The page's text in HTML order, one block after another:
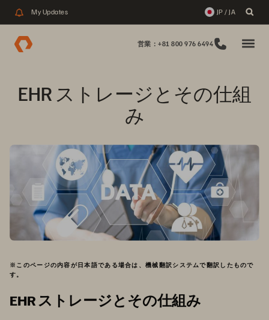
My Updates JP / JA
営業：+81 800 976 6494
EHR ストレージとその仕組
み
※このページの内容が日本語である場合は、機械翻訳システムで翻訳したもので
す。
EHR ストレージとその仕組み